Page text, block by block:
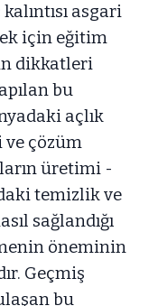
asgari
için eğitim
dikkatleri
bu
açlık
çözüm
üretimi -
temizlik ve
sağlandığı
öneminin
Geçmiş
bu